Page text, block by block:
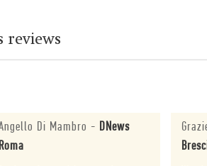
reviews
Di Mambro - DNews